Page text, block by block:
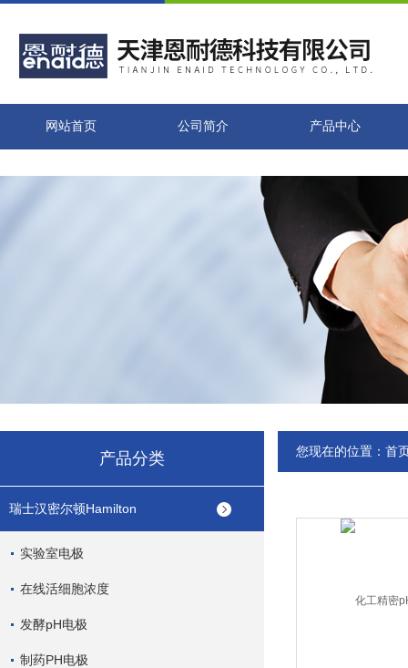
网站首页 公司简介 产品中心
产品分类
瑞士汉密尔顿Hamilton
实验室电极
在线活细胞浓度
发酵pH电极
制药PH电极
您现在的位置： 首